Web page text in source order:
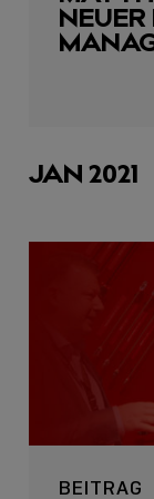
JAN 2021
BEITRAG